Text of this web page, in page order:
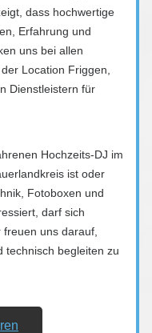
dass hochwertige
Erfahrung und
uns bei allen
Location Friggen,
Dienstleistern für
Hochzeits-DJ im
ist oder
Fotoboxen und
darf sich
uns darauf,
technisch begleiten zu